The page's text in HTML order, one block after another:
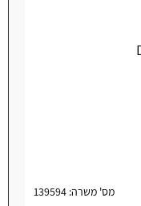
מס' משרה: 139594